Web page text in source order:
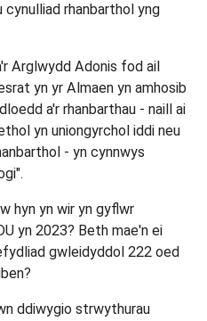
rhanbarthol yng
Arglwydd Adonis fod ail
yn yr Almaen yn amhosib
a'r rhanbarthau - naill ai
yn uniongyrchol iddi neu
- yn cynnwys
hyn yn wir yn gyflwr
yn 2023? Beth mae'n ei
gwleidyddol 222 oed
ddiwygio strwythurau